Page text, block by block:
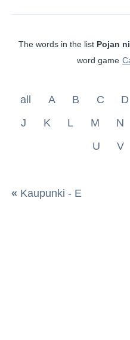
The words in the list Pojan
word game
all A B C D
J
K L M N
U
V
« Kaupunki - E